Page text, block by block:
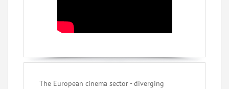
The European cinema sector - diverging